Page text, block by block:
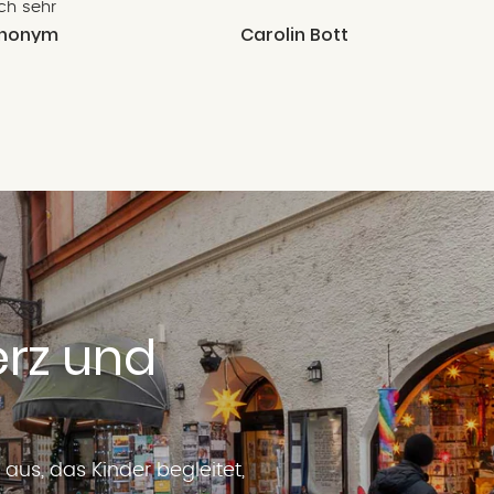
sehr
Carolin Bott
und
das Kinder begleitet,